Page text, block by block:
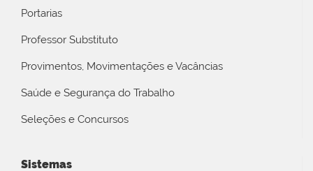
Portarias
Professor Substituto
Provimentos, Movimentações e Vacâncias
Saúde e Segurança do Trabalho
Seleções e Concursos
Sistemas